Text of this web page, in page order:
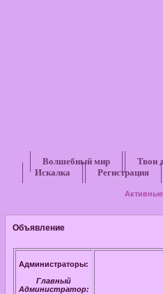
Волшебный мир Твои
Искалка
Регистрация
Объявление
Администраторы:
Главный
Администратор: